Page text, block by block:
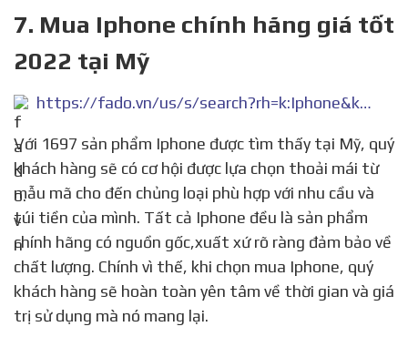
7. Mua Iphone chính hãng giá tốt
2022 tại Mỹ
https://fado.vn/us/s/search?rh=k:Iphone&keywords=Iphone
Với 1697 sản phẩm Iphone được tìm thấy tại Mỹ, quý
khách hàng sẽ có cơ hội được lựa chọn thoải mái từ
mẫu mã cho đến chủng loại phù hợp với nhu cầu và
túi tiền của mình. Tất cả Iphone đều là sản phẩm
chính hãng có nguồn gốc,xuất xứ rõ ràng đảm bảo về
chất lượng. Chính vì thế, khi chọn mua Iphone, quý
khách hàng sẽ hoàn toàn yên tâm về thời gian và giá
trị sử dụng mà nó mang lại.